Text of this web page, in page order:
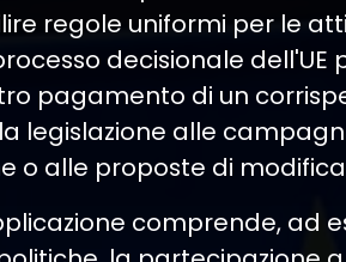
regole uniformi per le
decisionale dell'UE
pagamento di un
legislazione alle
o alle proposte di
comprende, ad